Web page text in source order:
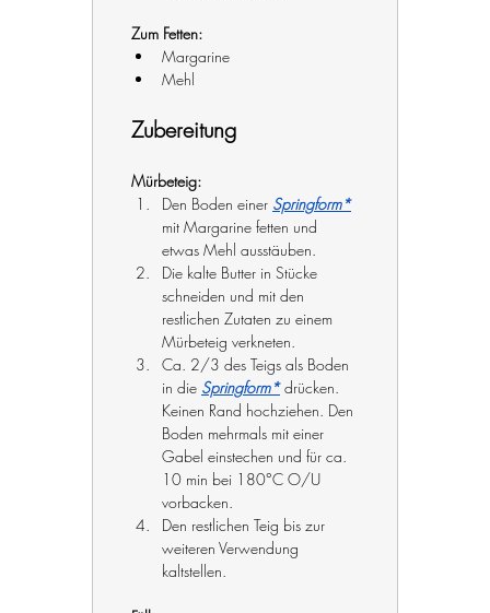
Zum Fetten:
Margarine
Mehl
Zubereitung
Mürbeteig:
Den Boden einer Springform*
mit Margarine fetten und
etwas Mehl ausstäuben.
Die kalte Butter in Stücke
schneiden und mit den
restlichen Zutaten zu einem
Mürbeteig verkneten.
Ca. 2/3 des Teigs als Boden
in die Springform* drücken.
Keinen Rand hochziehen. Den
Boden mehrmals mit einer
Gabel einstechen und für ca.
10 min bei 180°C O/U
vorbacken.
Den restlichen Teig bis zur
weiteren Verwendung
kaltstellen.